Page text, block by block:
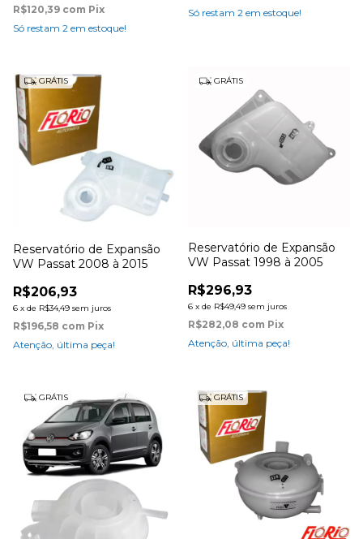
R$120,39 com Pix
Só restam 2 em estoque!
Só restam 2 em estoque!
GRÁTIS
Reservatório de Expansão
VW Passat 2008 à 2015
R$206,93
6 x de R$34,49 sem juros
R$196,58 com Pix
Atenção, última peça!
GRÁTIS
Reservatório de Expansão
VW Passat 1998 à 2005
R$296,93
6 x de R$49,49 sem juros
R$282,08 com Pix
Atenção, última peça!
GRÁTIS GRÁTIS